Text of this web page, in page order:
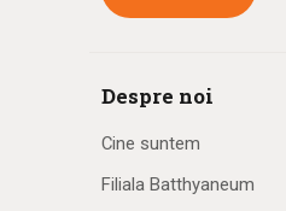
Despre noi
Cine suntem
Filiala Batthyaneum